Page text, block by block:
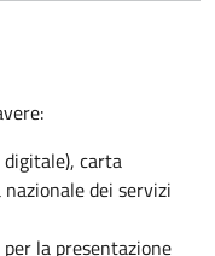
carta
dei servizi
la presentazione